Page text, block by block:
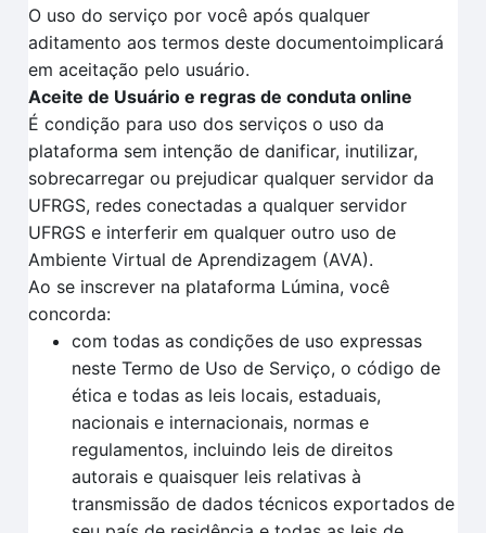
O uso do serviço por você após qualquer
aditamento aos termos deste documentoimplicará
em aceitação pelo usuário.
Aceite de Usuário e regras de conduta online
É condição para uso dos serviços o uso da
plataforma sem intenção de danificar, inutilizar,
sobrecarregar ou prejudicar qualquer servidor da
UFRGS, redes conectadas a qualquer servidor
UFRGS e interferir em qualquer outro uso de
Ambiente Virtual de Aprendizagem (AVA).
Ao se inscrever na plataforma Lúmina, você
concorda:
com todas as condições de uso expressas
neste Termo de Uso de Serviço, o código de
ética e todas as leis locais, estaduais,
nacionais e internacionais, normas e
regulamentos, incluindo leis de direitos
autorais e quaisquer leis relativas à
transmissão de dados técnicos exportados de